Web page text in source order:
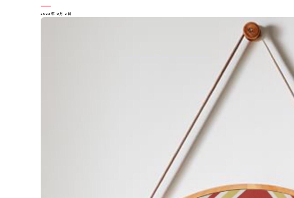
2022年 9月 2日